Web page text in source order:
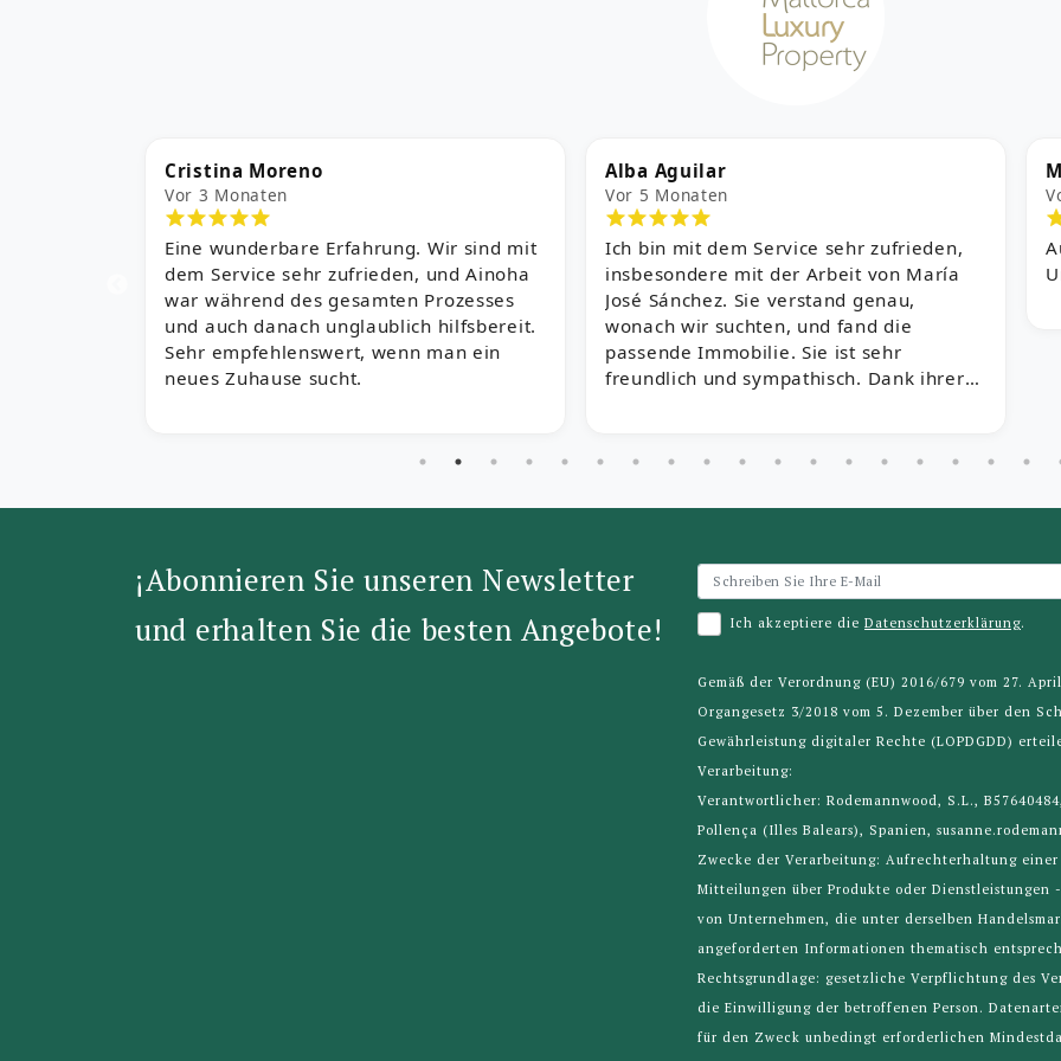
Alba Aguilar
Vor 5 Monaten
Ich bin mit dem Service sehr zufrieden,
insbesondere mit der Arbeit von María
José Sánchez. Sie verstand genau,
wonach wir suchten, und fand die
passende Immobilie. Sie ist sehr
freundlich und sympathisch. Dank ihrer
Myles
Vor 5 Monaten
Ausgezeichneter Service und
Unterstützung von Anfang bis Ende!
¡Abonnieren Sie unseren Newsletter
und erhalten Sie die besten Angebote!
Ich akzeptiere die Datenschutzerklärung.
Gemäß der Verordnung (EU) 2016/679 vom 27.
Organgesetz 3/2018 vom 5. Dezember über den
Gewährleistung digitaler Rechte (LOPDGDD)
Verarbeitung:
Verantwortlicher: Rodemannwood, S.L.,
Pollença (Illes Balears), Spanien,
Zwecke der Verarbeitung: Aufrechterhaltung einer
Mitteilungen über Produkte oder Dienstleistungen
von Unternehmen, die unter derselben
angeforderten Informationen thematisch
Rechtsgrundlage: gesetzliche Verpflichtung des
die Einwilligung der betroffenen Person.
für den Zweck unbedingt erforderlichen